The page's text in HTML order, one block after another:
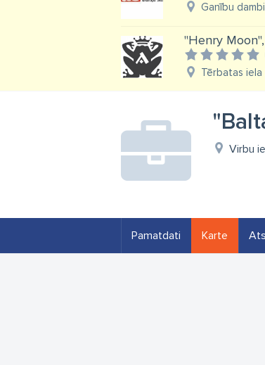
Ganību
''Henry
Tērbatas iela
Virbu
Pamatdati Karte